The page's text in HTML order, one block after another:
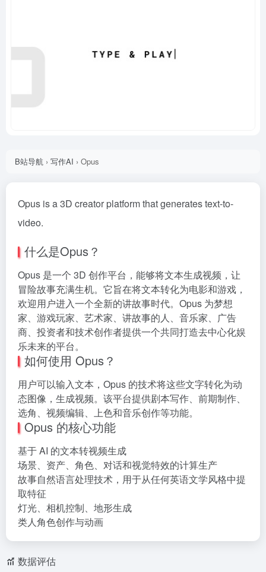
B站导航 › 写作AI › Opus
Opus is a 3D creator platform that generates text-to-
video.
什么是Opus？
Opus 是一个 3D 创作平台，能够将文本生成视频，让
冒险故事充满生机。它旨在将文本转化为电影和游戏，
欢迎用户进入一个全新的讲故事时代。Opus 为梦想
家、游戏玩家、艺术家、讲故事的人、音乐家、广告
商、投资者和技术创作者提供一个共同打造去中心化娱
乐未来的平台。
如何使用 Opus？
用户可以输入文本，Opus 的技术将这些文字转化为动
态图像，生成视频。该平台提供剧本写作、前期制作、
选角、视频编辑、上色和音乐创作等功能。
Opus 的核心功能
基于 AI 的文本转视频生成
场景、资产、角色、对话和视觉特效的计算生产
故事自然语言处理技术，用于从任何英语文学风格中提
取特征
灯光、相机控制、地形生成
类人角色创作与动画
数据评估